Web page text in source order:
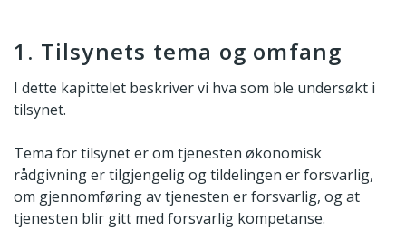
1. Tilsynets tema og omfang
I dette kapittelet beskriver vi hva som ble undersøkt i
tilsynet.
Tema for tilsynet er om tjenesten økonomisk
rådgivning er tilgjengelig og tildelingen er forsvarlig,
om gjennomføring av tjenesten er forsvarlig, og at
tjenesten blir gitt med forsvarlig kompetanse.